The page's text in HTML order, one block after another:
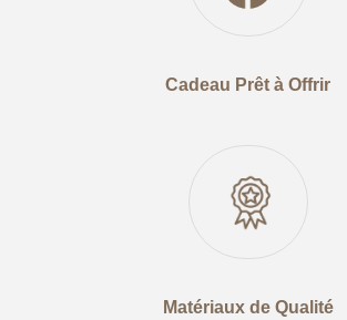
Cadeau Prêt à Offrir
Matériaux de Qualité